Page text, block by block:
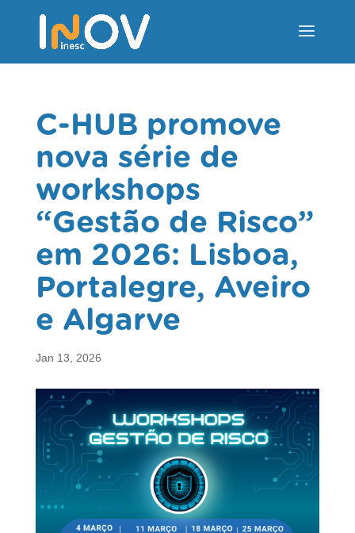
C-HUB promove
nova série de
workshops
“Gestão de Risco”
em 2026: Lisboa,
Portalegre, Aveiro
e Algarve
Jan 13, 2026